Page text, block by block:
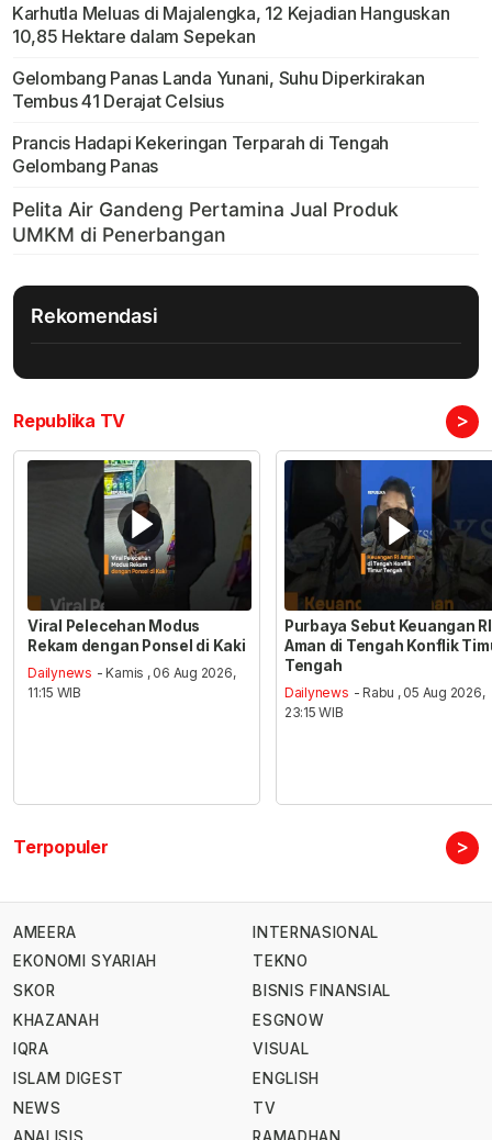
Karhutla Meluas di Majalengka, 12 Kejadian Hanguskan
10,85 Hektare dalam Sepekan
Gelombang Panas Landa Yunani, Suhu Diperkirakan
Tembus 41 Derajat Celsius
Prancis Hadapi Kekeringan Terparah di Tengah
Gelombang Panas
Rekomendasi
Republika TV >
Viral Pelecehan Modus
Rekam dengan Ponsel di Kaki
Dailynews - Kamis , 06 Aug 2026,
11:15 WIB
Purbaya Sebut Keuangan RI
Aman di Tengah Konflik
Tengah
Dailynews - Rabu , 05 Aug 2026,
23:15 WIB
Terpopuler >
AMEERA
EKONOMI SYARIAH
SKOR
KHAZANAH
IQRA
ISLAM DIGEST
NEWS
INTERNASIONAL
TEKNO
BISNIS FINANSIAL
ESGNOW
VISUAL
ENGLISH
TV